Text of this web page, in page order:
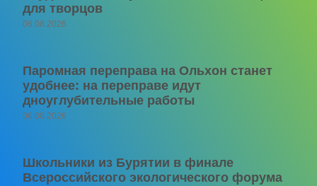
для творцов
06.08.2026
Паромная переправа на Ольхон станет
удобнее: на переправе идут
дноуглубительные работы
06.08.2026
Школьники из Бурятии в финале
Всероссийского экологического форума